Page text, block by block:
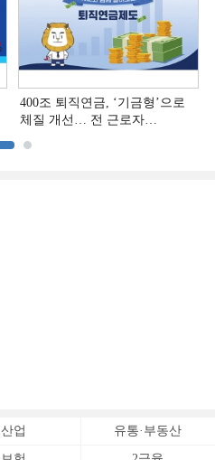
400조 퇴직연금, ‘기금형’으로
체질 개선… 전 근로자
산업 유통·부동산